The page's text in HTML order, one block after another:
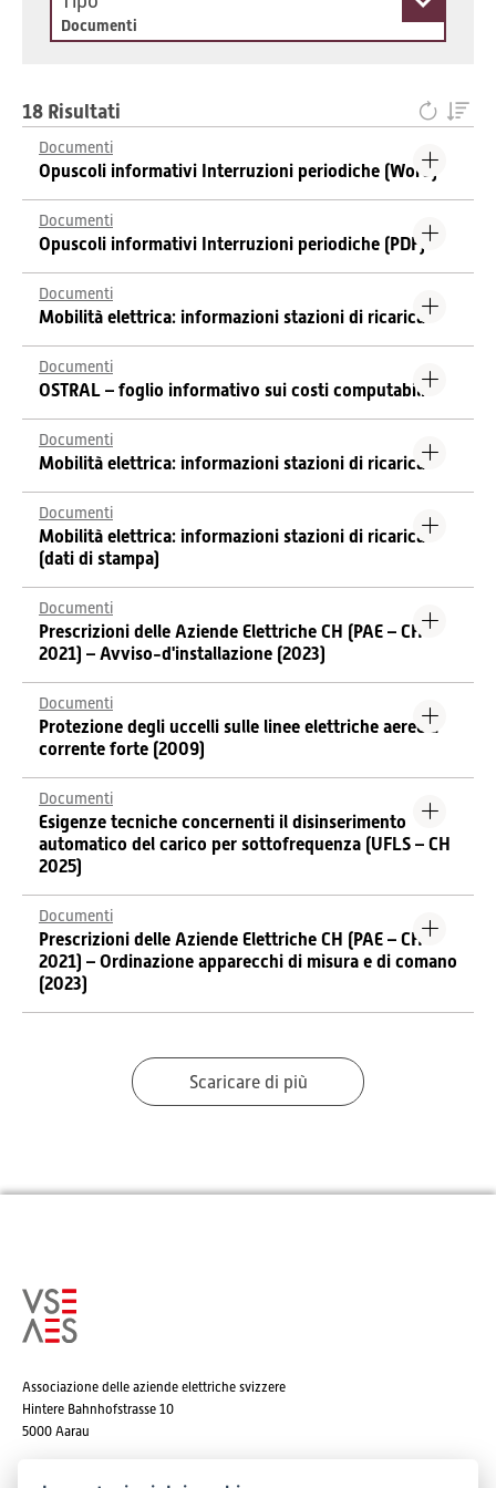
Documenti
18 Risultati
Documenti
Opuscoli informativi Interruzioni periodiche (Word)
Documenti
Opuscoli informativi Interruzioni periodiche (PDF)
Documenti
Mobilità elettrica: informazioni stazioni di ricarica
Documenti
OSTRAL – foglio informativo sui costi computabili
Documenti
Mobilità elettrica: informazioni stazioni di ricarica
Documenti
Mobilità elettrica: informazioni stazioni di ricarica
(dati di stampa)
Documenti
Prescrizioni delle Aziende Elettriche CH (PAE – CH
2021) – Avviso-d'installazione (2023)
Documenti
Protezione degli uccelli sulle linee elettriche aeree a
corrente forte (2009)
Documenti
Esigenze tecniche concernenti il disinserimento
automatico del carico per sottofrequenza (UFLS – CH
2025)
Documenti
Prescrizioni delle Aziende Elettriche CH (PAE – CH
2021) – Ordinazione apparecchi di misura e di comano
(2023)
Scaricare di più
Associazione delle aziende elettriche svizzere
Hintere Bahnhofstrasse 10
5000 Aarau